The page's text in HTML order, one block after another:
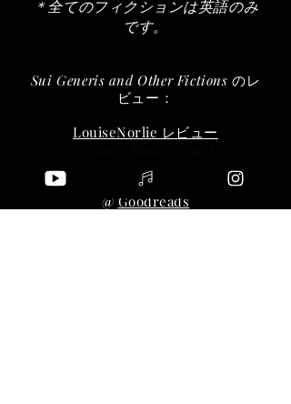
＊全てのフィクションは英語のみ
です。
Sui Generis and Other Fictionsのレ
ビュー ：
LouiseNorlie レビュー
Nathan Lea レビュー
@ Goodreads